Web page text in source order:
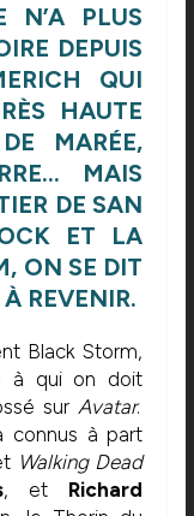
N’A PLUS
DEPUIS
QUI
HAUTE
MARÉE,
MAIS
DE SAN
ET LA
ON SE DIT
REVENIR.
Black Storm,
à qui on doit
sur Avatar.
connus à part
Walking Dead
, et Richard